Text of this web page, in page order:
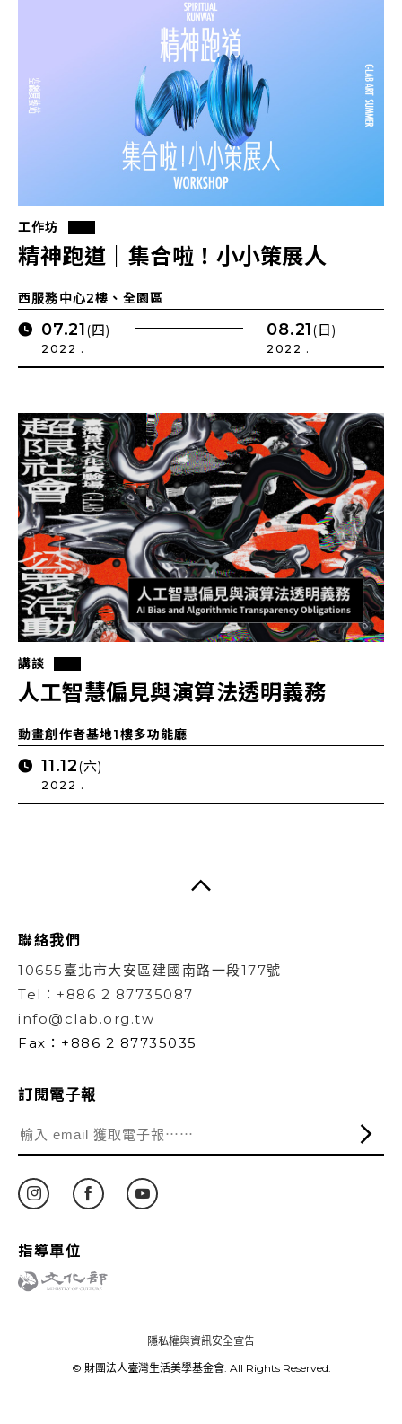
工作坊
精神跑道｜集合啦！小小策展人
西服務中心2樓、全園區
07.21(四)
2022 .
08.21(日)
2022 .
講談
人工智慧偏見與演算法透明義務
動畫創作者基地1樓多功能廳
11.12(六)
2022 .
聯絡我們
10655臺北市大安區建國南路一段177號
Tel：+886 2 87735087
info@clab.org.tw
Fax：+886 2 87735035
訂閱電子報
指導單位
隱私權與資訊安全宣告
© 財團法人臺灣生活美學基金會. All Rights Reserved.